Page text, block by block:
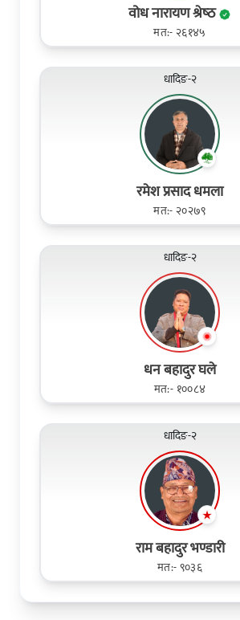
वोध नारायण श्रेष्‍ठ
मत:- २६१४५
धादिङ-२
रमेश प्रसाद धमला
मत:- २०२७९
धादिङ-२
धन बहादुर घले
मत:- १००८४
धादिङ-२
राम बहादुर भण्डारी
मत:- ९०३६